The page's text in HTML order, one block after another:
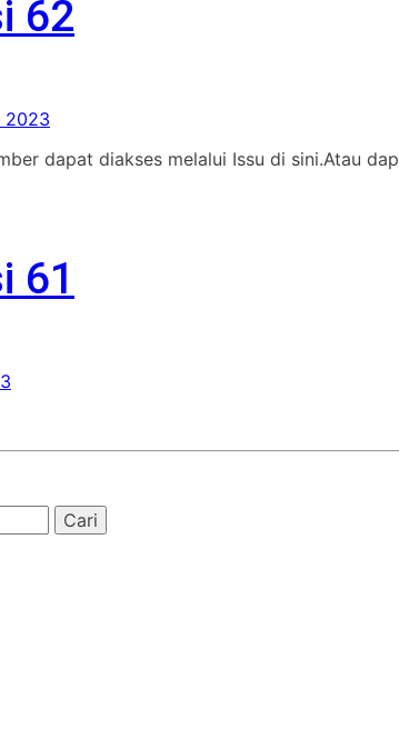
62
2023
dapat diakses melalui Issu di sini.Atau
61